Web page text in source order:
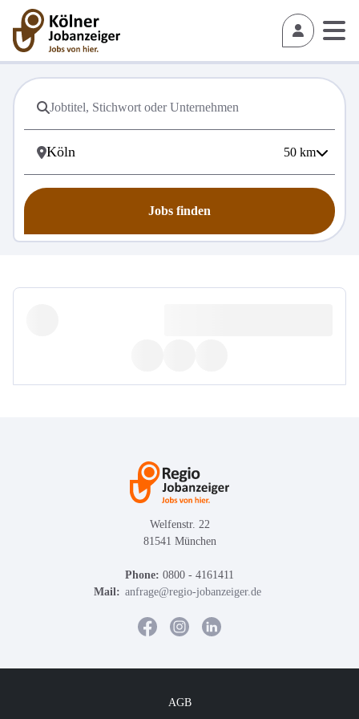
50 km
Jobs finden
Welfenstr. 22
81541 München
Phone: 0800 - 4161411
Mail: anfrage@regio-jobanzeiger.de
AGB